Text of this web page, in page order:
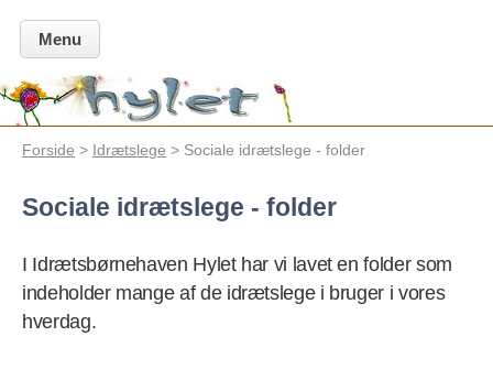
Menu
Forside > Idrætslege > Sociale idrætslege - folder
Sociale idrætslege - folder
I Idrætsbørnehaven Hylet har vi lavet en folder som
indeholder mange af de idrætslege i bruger i vores
hverdag.